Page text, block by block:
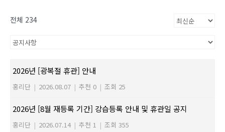
전체 234
2026년 [광복절 휴관] 안내
홍리단 | 2026.08.07 | 추천 0 | 조회 25
2026년 [8월 재등록 기간] 강습등록 안내 및 휴관일 공지
홍리단 | 2026.07.14 | 추천 1 | 조회 355